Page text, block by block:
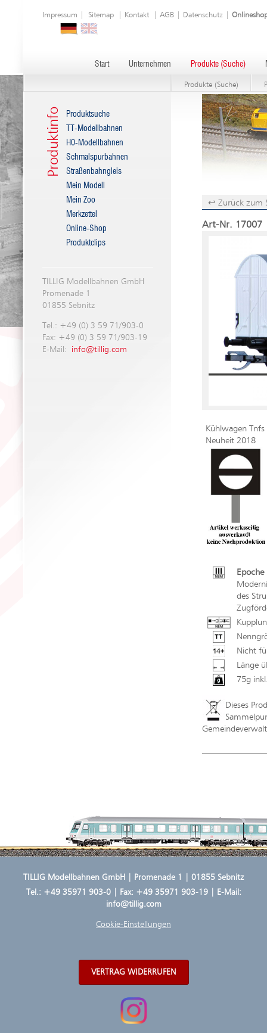
Impressum Sitemap Kontakt AGB Datenschutz
Start Unternehmen Produkte (Suche)
Produkte (Suche)
Produktinfo
Produktsuche
TT-Modellbahnen
H0-Modellbahnen
Schmalspurbahnen
Straßenbahngleis
Mein Modell
Mein Zoo
Merkzettel
Online-Shop
Produktclips
TILLIG Modellbahnen GmbH
Promenade 1
01855 Sebnitz
Tel.: +49 (0) 3 59 71/903-0
Fax: +49 (0) 3 59 71/903-19
E-Mail: info@tillig.com
↩ Zurück zum
Art-Nr. 17007
Kühlwagen Tnfs
Neuheit 2018
des
Nicht
Länge
75g
Dieses
TILLIG Modellbahnen GmbH | Promenade 1 | 01855 Sebnitz
Tel.: +49 35971 903-0| Fax: +49 35971 903-19 | E-Mail:
info@tillig.com
Cookie-Einstellungen
VERTRAG WIDERRUFEN